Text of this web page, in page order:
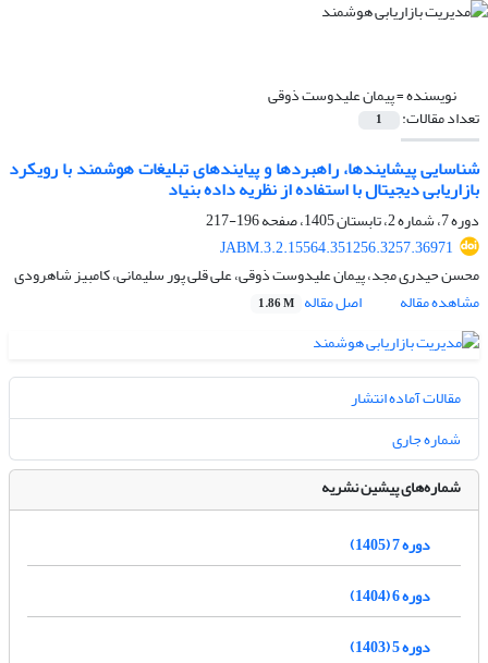
نویسنده =پیمان علیدوست ذوقی
تعداد مقالات: 1
شناسایی پیشایندها، راهبردها و پیایندهای تبلیغات هوشمند با رویکرد
بازاریابی دیجیتال با استفاده از نظریه داده بنیاد
دوره 7، شماره 2، تابستان 1405، صفحه
196-217
JABM.3.2.15564.351256.3257.36971
محسن حیدری مجد، پیمان علیدوست ذوقی، علی قلی پور سلیمانی، کامبیز شاهرودی
مشاهده مقاله
اصل مقاله 1.86 M
مقالات آماده انتشار
شماره جاری
شماره‌های پیشین نشریه
دوره 7 (1405)
دوره 6 (1404)
دوره 5 (1403)